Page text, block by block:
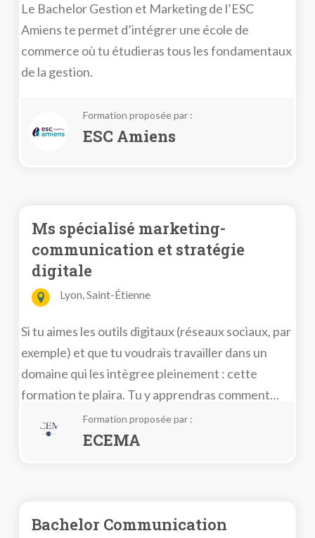
Le Bachelor Gestion et Marketing de l’ESC
Amiens te permet d’intégrer une école de
commerce où tu étudieras tous les fondamentaux
de la gestion.
Formation proposée par :
ESC Amiens
Ms spécialisé marketing-
communication et stratégie
digitale
Lyon, Saint-Étienne
Si tu aimes les outils digitaux (réseaux sociaux, par
exemple) et que tu voudrais travailler dans un
domaine qui les intègree pleinement : cette
formation te plaira. Tu y apprendras comment
communiquer avec les outils numériques, définir
des stratégies marketing de ouf et avoir des
Formation proposée par :
ECEMA
Bachelor Communication